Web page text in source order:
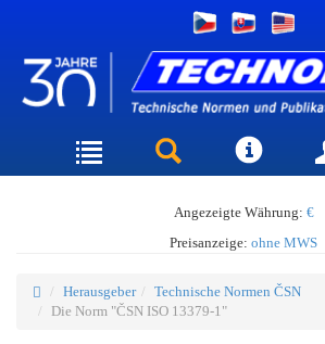
Angezeigte Währung: €
Preisanzeige: ohne MWS
Herausgeber
Technische Normen ČSN
Die Norm "ČSN ISO 13379-1"